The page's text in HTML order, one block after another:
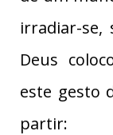
irradiar-se,
Deus
este gesto
partir: